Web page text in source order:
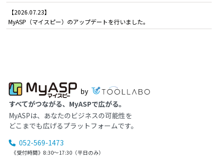
【2026.07.23】
MyASP（マイスピー）のアップデートを行いました。
by
すべてがつながる、MyASPで広がる。
MyASPは、あなたのビジネスの可能性を
どこまでも広げるプラットフォームです。
052-569-1473
《受付時間》8:30～17:30（平日のみ）